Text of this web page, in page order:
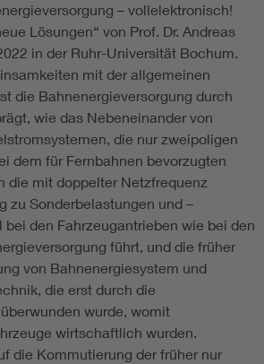
– vollelektronisch!
Lösungen“ von Prof. Dr. Andreas
in der Ruhr-Universität Bochum.
mit der allgemeinen
die Bahnenergieversorgung durch
wie das Nebeneinander von
die nur zweipoligen
dem für Fernbahnen bevorzugten
die mit doppelter Netzfrequenz
zu Sonderbelastungen und –
den Fahrzeugantrieben wie bei den
führt, und die früher
von Bahnenergiesystem und
die erst durch die
wurde, womit
wirtschaftlich wurden.
die Kommutierung der früher nur